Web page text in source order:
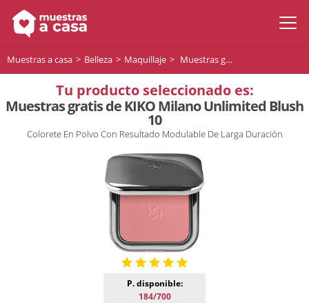
Muestras a casa Belleza Maquillaje Muestras gratis de KIKO Milano Unlimited Blush 10
Tu producto seleccionado es:
Muestras gratis de KIKO Milano Unlimited Blush
10
Colorete En Polvo Con Resultado Modulable De Larga Duración
P. disponible:
184/700